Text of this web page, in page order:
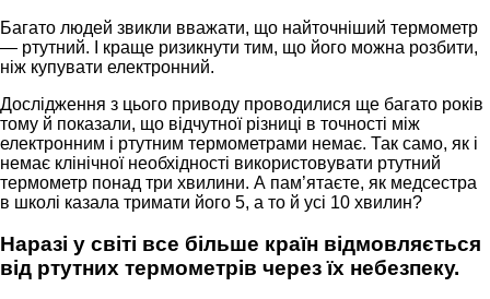
Багато людей звикли вважати, що найточніший термометр
— ртутний. І краще ризикнути тим, що його можна розбити,
ніж купувати електронний.
Дослідження з цього приводу проводилися ще багато років
тому й показали, що відчутної різниці в точності між
електронним і ртутним термометрами немає. Так само, як і
немає клінічної необхідності використовувати ртутний
термометр понад три хвилини. А пам’ятаєте, як медсестра
в школі казала тримати його 5, а то й усі 10 хвилин?
Наразі у світі все більше країн відмовляється
від ртутних термометрів через їх небезпеку.